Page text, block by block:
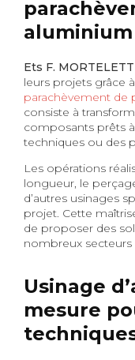
aluminium
Ets F.
leurs projets grâce
parachèvement de
consiste à
composants prêts
techniques ou des
Les opérations
longueur, le
d’autres usinages
projet. Cette
de proposer des
nombreux secteurs
Usinage
mesure